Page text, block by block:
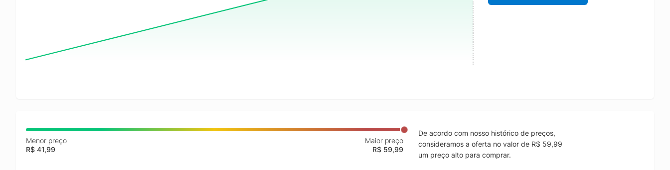
Menor preço
R$ 41,99
Maior preço
R$ 59,99
De acordo com nosso histórico de preços,
consideramos a oferta no valor de R$ 59,99
um preço alto para comprar.